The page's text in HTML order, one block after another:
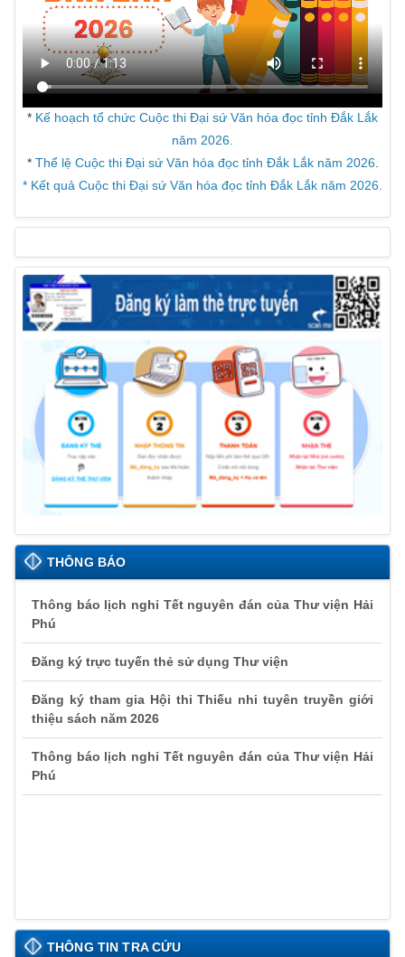
* Kế hoạch tổ chức Cuộc thi Đại sứ Văn hóa đọc tỉnh Đắk Lắk
năm 2026.
* Thể lệ Cuộc thi Đại sứ Văn hóa đọc tỉnh Đắk Lắk năm 2026.
* Kết quả Cuộc thi Đại sứ Văn hóa đọc tỉnh Đắk Lắk năm 2026.
THÔNG BÁO
Thông báo lịch nghỉ Tết nguyên đán của Thư viện Hải
Phú
Đăng ký trực tuyến thẻ sử dụng Thư viện
Đăng ký tham gia Hội thi Thiếu nhi tuyên truyền giới
thiệu sách năm 2026
Thông báo lịch nghỉ Tết nguyên đán của Thư viện Hải
Phú
THÔNG TIN TRA CỨU